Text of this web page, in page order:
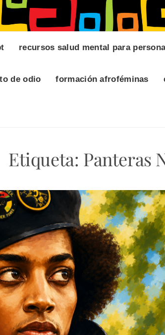
recursos salud mental para
de odio formación afroféminas
Etiqueta: Panteras